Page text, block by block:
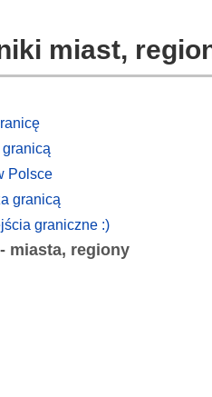
miast,
granicą
Polsce
granicą
graniczne :)
miasta, regiony